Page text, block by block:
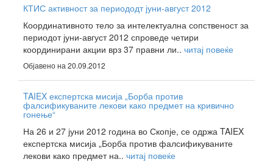
КТИС активност за периододт јуни-август 2012
Координативното тело за интелектуална сопственост за
периодот јуни-август 2012 спроведе четири
координирани акции врз 37 правни ли.. читај повеќе
Објавено на 20.09.2012
TAIEX експертска мисија „Борба против
фалсификуваните лекови како предмет на кривично
гонење“
На 26 и 27 јуни 2012 година во Скопје, се одржа TAIEX
експертска мисија „Борба против фалсификуваните
лекови како предмет на.. читај повеќе